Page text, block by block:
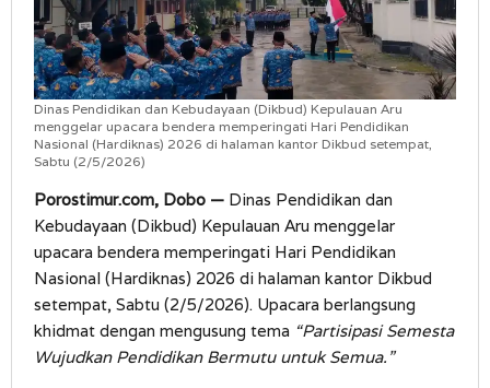
Dinas Pendidikan dan Kebudayaan (Dikbud) Kepulauan Aru
menggelar upacara bendera memperingati Hari Pendidikan
Nasional (Hardiknas) 2026 di halaman kantor Dikbud setempat,
Sabtu (2/5/2026)
Porostimur.com, Dobo — Dinas Pendidikan dan
Kebudayaan (Dikbud) Kepulauan Aru menggelar
upacara bendera memperingati Hari Pendidikan
Nasional (Hardiknas) 2026 di halaman kantor Dikbud
setempat, Sabtu (2/5/2026). Upacara berlangsung
khidmat dengan mengusung tema “Partisipasi Semesta
Wujudkan Pendidikan Bermutu untuk Semua.”